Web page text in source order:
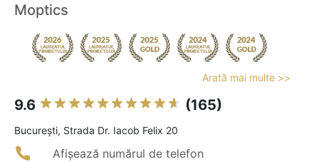
Moptics
Arată mai multe >>
9.6 (165)
Bucureşti, Strada Dr. Iacob Felix 20
Afișează numărul de telefon